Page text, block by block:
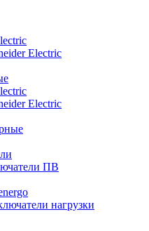
Electric
Electric
ПВ
нагрузки